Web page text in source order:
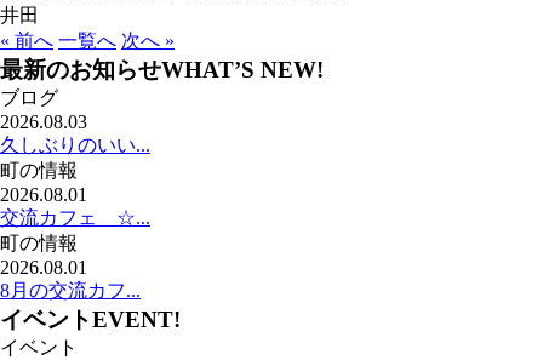
井田
« 前へ 一覧へ 次へ »
最新のお知らせWHAT’S NEW!
ブログ
2026.08.03
久しぶりのいい...
町の情報
2026.08.01
交流カフェ ☆...
町の情報
2026.08.01
8月の交流カフ...
イベントEVENT!
イベント